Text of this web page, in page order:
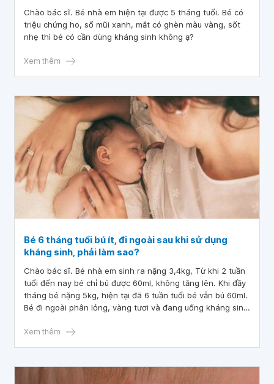
Chào bác sĩ. Bé nhà em hiện tại được 5 tháng tuổi. Bé có
triệu chứng ho, sổ mũi xanh, mắt có ghèn màu vàng, sốt
nhẹ thì bé có cần dùng kháng sinh không ạ?
Xem thêm
Bé 6 tháng tuổi bú ít, đi ngoài sau khi sử dụng
kháng sinh, phải làm sao?
Chào bác sĩ. Bé nhà em sinh ra nặng 3,4kg, Từ khi 2 tuần
tuổi đến nay bé chỉ bú được 60ml, không tăng lên. Khi đầy
tháng bé nặng 5kg, hiện tại đã 6 tuần tuổi bé vẫn bú 60ml.
Bé đi ngoài phân lỏng, vàng tươi và đang uống kháng sinh
ngưng thuốc nhưng vẫn chỉ bú lượng sữa như vậy. Bác sĩ
Xem thêm